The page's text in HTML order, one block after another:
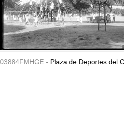
03884FMHGE - Plaza de Deportes del